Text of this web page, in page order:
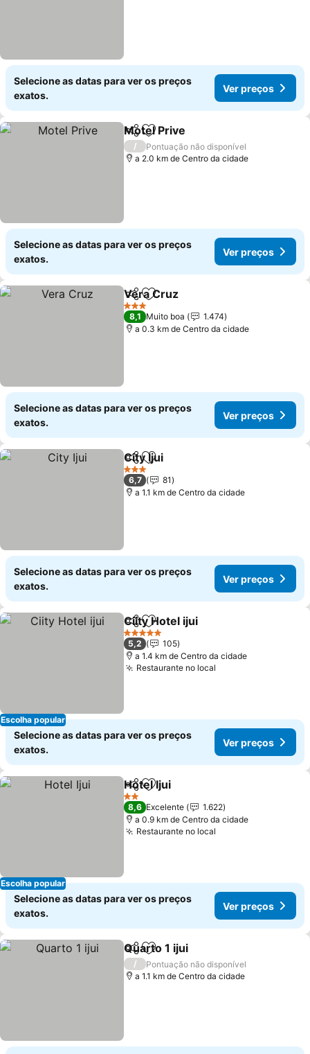
Selecione as datas para ver os preços
exatos.
Ver preços
PartilharAdicionar aos favoritos
Motel Prive
/
Pontuação não disponível
a 2.0 km de Centro da cidade
Selecione as datas para ver os preços
exatos.
Ver preços
PartilharAdicionar aos favoritos
Vera Cruz
3 Estrelas
8,1 Muito boa
1.474
a 0.3 km de Centro da cidade
Selecione as datas para ver os preços
exatos.
Ver preços
PartilharAdicionar aos favoritos
City Ijui
3 Estrelas
6,7
81
a 1.1 km de Centro da cidade
Selecione as datas para ver os preços
exatos.
Ver preços
Escolha popular
PartilharAdicionar aos favoritos
Ciity Hotel ijui
5 Estrelas
5,2
105
a 1.4 km de Centro da cidade
Restaurante no local
Selecione as datas para ver os preços
exatos.
Ver preços
Escolha popular
PartilharAdicionar aos favoritos
Hotel Ijui
2 Estrelas
8,6 Excelente
1.622
a 0.9 km de Centro da cidade
Restaurante no local
Selecione as datas para ver os preços
exatos.
Ver preços
PartilharAdicionar aos favoritos
Quarto 1 ijui
/
Pontuação não disponível
a 1.1 km de Centro da cidade